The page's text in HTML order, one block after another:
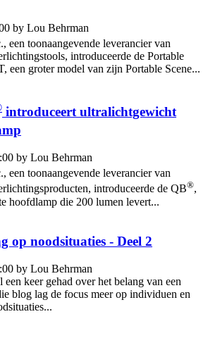
by Lou Behrman
een toonaangevende leverancier van
introduceerde de Portable
een groter model van zijn Portable Scene...
introduceert ultralichtgewicht
by Lou Behrman
een toonaangevende leverancier van
introduceerde de QB®,
hoofdlamp die 200 lumen levert...
op noodsituaties - Deel 2
by Lou Behrman
een keer gehad over het belang van een
blog lag de focus meer op individuen en